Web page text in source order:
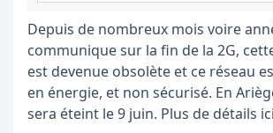
Depuis de nombreux mois voire
communique sur la fin de la 2G,
est devenue obsolète et ce réseau
en énergie, et non sécurisé. En
sera éteint le 9 juin. Plus de détails